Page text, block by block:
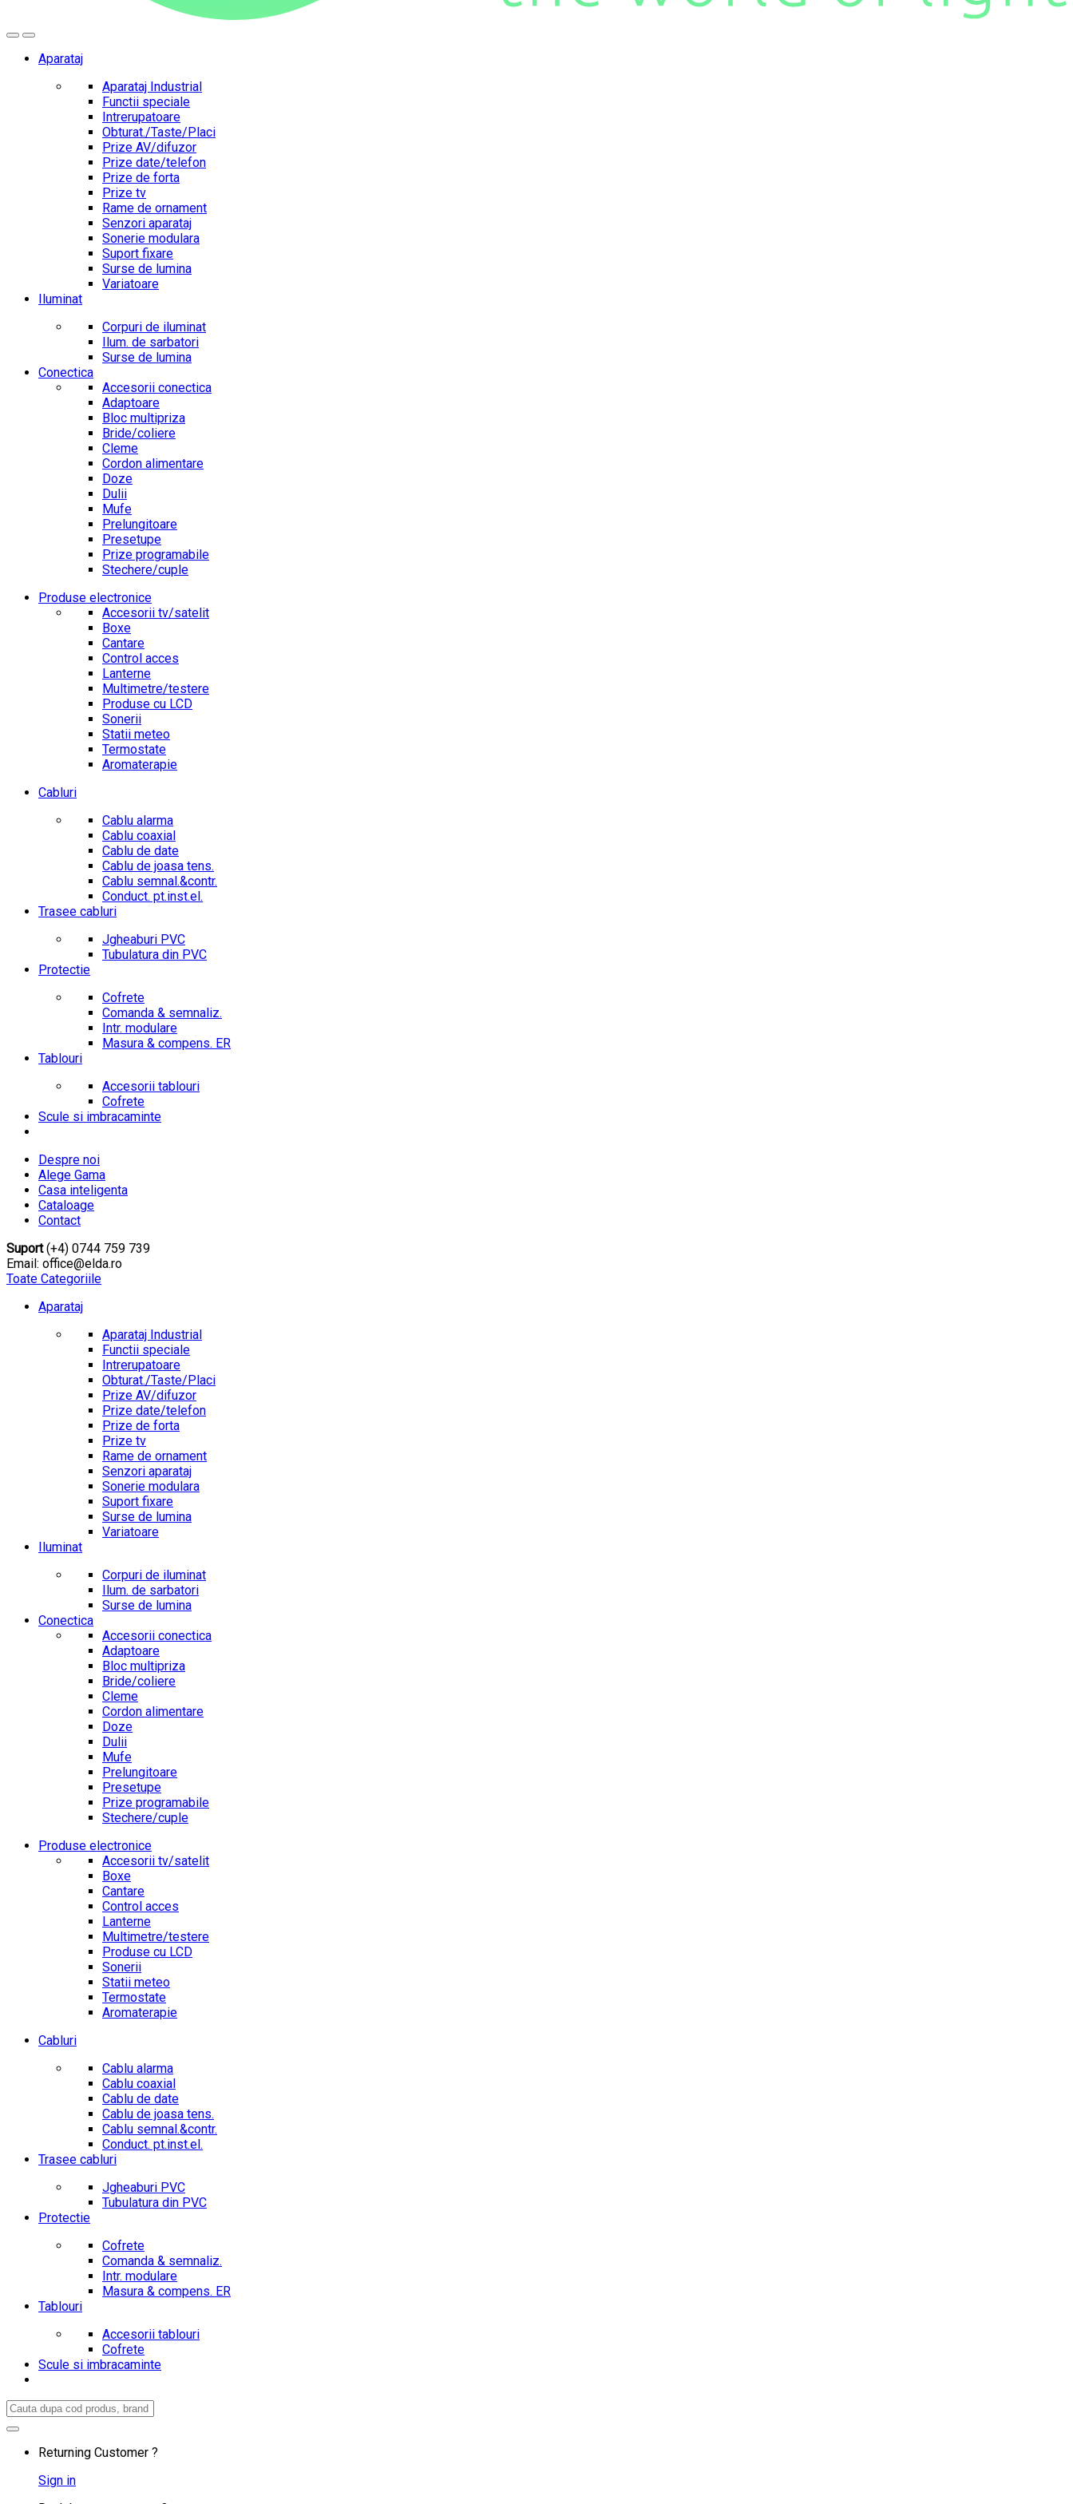
Aparataj
Aparataj Industrial
Functii speciale
Intrerupatoare
Obturat./Taste/Placi
Prize AV/difuzor
Prize date/telefon
Prize de forta
Prize tv
Rame de ornament
Senzori aparataj
Sonerie modulara
Suport fixare
Surse de lumina
Variatoare
Iluminat
Corpuri de iluminat
Ilum. de sarbatori
Surse de lumina
Conectica
Accesorii conectica
Adaptoare
Bloc multipriza
Bride/coliere
Cleme
Cordon alimentare
Doze
Dulii
Mufe
Prelungitoare
Presetupe
Prize programabile
Stechere/cuple
Produse electronice
Accesorii tv/satelit
Boxe
Cantare
Control acces
Lanterne
Multimetre/testere
Produse cu LCD
Sonerii
Statii meteo
Termostate
Aromaterapie
Cabluri
Cablu alarma
Cablu coaxial
Cablu de date
Cablu de joasa tens.
Cablu semnal.&contr.
Conduct. pt.inst.el.
Trasee cabluri
Jgheaburi PVC
Tubulatura din PVC
Protectie
Cofrete
Comanda & semnaliz.
Intr. modulare
Masura & compens. ER
Tablouri
Accesorii tablouri
Cofrete
Scule si imbracaminte
Despre noi
Alege Gama
Casa inteligenta
Cataloage
Contact
Suport(+4) 0744 759 739
Email: office@elda.ro
Toate Categoriile
Aparataj
Aparataj Industrial
Functii speciale
Intrerupatoare
Obturat./Taste/Placi
Prize AV/difuzor
Prize date/telefon
Prize de forta
Prize tv
Rame de ornament
Senzori aparataj
Sonerie modulara
Suport fixare
Surse de lumina
Variatoare
Iluminat
Corpuri de iluminat
Ilum. de sarbatori
Surse de lumina
Conectica
Accesorii conectica
Adaptoare
Bloc multipriza
Bride/coliere
Cleme
Cordon alimentare
Doze
Dulii
Mufe
Prelungitoare
Presetupe
Prize programabile
Stechere/cuple
Produse electronice
Accesorii tv/satelit
Boxe
Cantare
Control acces
Lanterne
Multimetre/testere
Produse cu LCD
Sonerii
Statii meteo
Termostate
Aromaterapie
Cabluri
Cablu alarma
Cablu coaxial
Cablu de date
Cablu de joasa tens.
Cablu semnal.&contr.
Conduct. pt.inst.el.
Trasee cabluri
Jgheaburi PVC
Tubulatura din PVC
Protectie
Cofrete
Comanda & semnaliz.
Intr. modulare
Masura & compens. ER
Tablouri
Accesorii tablouri
Cofrete
Scule si imbracaminte
Search
for:
Returning Customer ?
Sign in